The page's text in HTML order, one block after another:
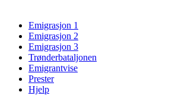
Emigrasjon 1
Emigrasjon 2
Emigrasjon 3
Trønderbataljonen
Emigrantvise
Prester
Hjelp